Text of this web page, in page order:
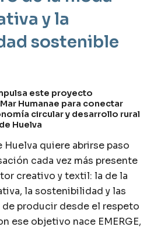
y la
sostenible
este proyecto
Humanae para conectar
circular y desarrollo rural
Huelva
Huelva quiere abrirse paso
cada vez más presente
creativo y textil: la de la
la sostenibilidad y las
de producir desde el respeto
ese objetivo nace EMERGE,